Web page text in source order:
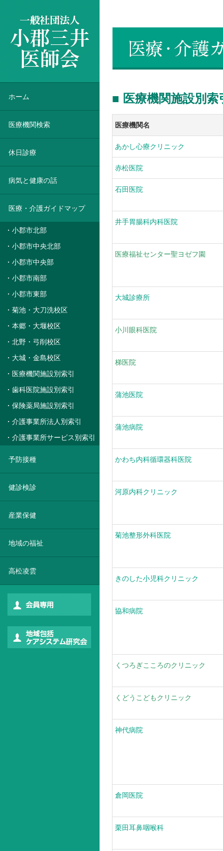
■ 医療機関施設別索
医療機関名
あかし心療クリニック
赤松医院
石田医院
井手胃腸科内科医院
医療福祉センター聖ヨゼフ園
大城診療所
小川眼科医院
梯医院
蒲池医院
蒲池病院
かわち内科循環器科医院
河原内科クリニック
菊池整形外科医院
きのした小児科クリニック
協和病院
くつろぎこころのクリニック
くどうこどもクリニック
神代病院
倉岡医院
栗田耳鼻咽喉科
ホーム
医療機関検索
休日診療
病気と健康の話
医療・介護ガイドマップ
・小郡市北部
・小郡市中央北部
・小郡市中央部
・小郡市南部
・小郡市東部
・菊池・大刀洗校区
・本郷・大堰校区
・北野・弓削校区
・大城・金島校区
・医療機関施設別索引
・歯科医院施設別索引
・保険薬局施設別索引
・介護事業所法人別索引
・介護事業所サービス別索引
予防接種
健診検診
産業保健
地域の福祉
高松凌雲